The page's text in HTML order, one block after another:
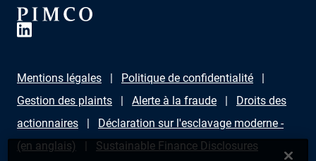
Mentions légales
Politique de confidentialité
Gestion des plaints
Alerte à la fraude
Droits des
actionnaires
Déclaration sur l'esclavage moderne -
(en anglais)
Sustainable Finance Disclosures